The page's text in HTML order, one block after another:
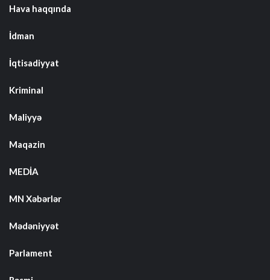
Hava haqqında
İdman
İqtisadiyyat
Kriminal
Maliyyə
Maqazin
MEDİA
MN Xəbərlər
Mədəniyyət
Parlament